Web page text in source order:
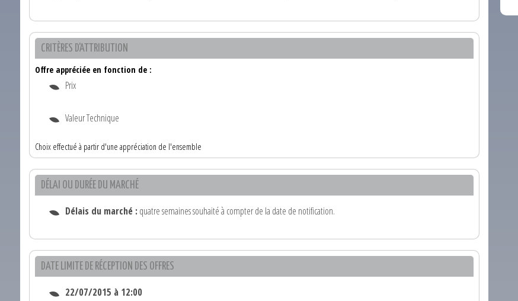
CRITÈRES D'ATTRIBUTION
Offre appréciée en fonction de :
Prix
Valeur Technique
Choix effectué à partir d'une appréciation de l'ensemble
DÉLAI OU DURÉE DU MARCHÉ
Délais du marché : quatre semaines souhaité à compter de la date de notification.
DATE LIMITE DE RÉCEPTION DES OFFRES
22/07/2015 à 12:00